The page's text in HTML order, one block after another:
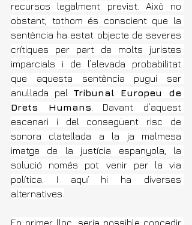
recursos legalment previst. Això no
obstant, tothom és conscient que la
sentència ha estat objecte de severes
crítiques per part de molts juristes
imparcials i de l’elevada probabilitat
que aquesta sentència pugui ser
anul·lada pel Tribunal Europeu de
Drets Humans . Davant d’aquest
escenari i del consegüent risc de
sonora clatellada a la ja malmesa
imatge de la justícia espanyola, la
solució només pot venir per la via
política. I aquí hi ha diverses
alternatives.